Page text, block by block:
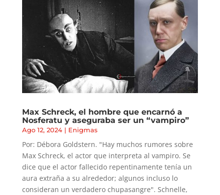
Max Schreck, el hombre que encarnó a
Nosferatu y aseguraba ser un “vampiro”
Ago 12, 2024| Enigmas
Por: Débora Goldstern. "Hay muchos rumores sobre
Max Schreck, el actor que interpreta al vampiro. Se
dice que el actor fallecido repentinamente tenía un
aura extraña a su alrededor; algunos incluso lo
consideran un verdadero chupasangre". Schnelle,